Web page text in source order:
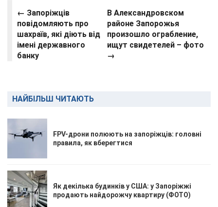
← Запоріжців
повідомляють про
шахраїв, які діють від
імені державного
банку
В Александровском
районе Запорожья
произошло ограбление,
ищут свидетелей – фото
→
НАЙБІЛЬШ ЧИТАЮТЬ
FPV-дрони полюють на запоріжців: головні
правила, як вберегтися
Як декілька будинків у США: у Запоріжжі
продають найдорожчу квартиру (ФОТО)